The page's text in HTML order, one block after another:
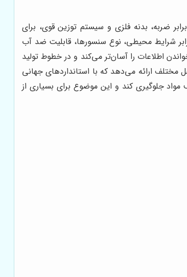
ضربه، بدنه فلزی و سیستم توزین قوی، برای
شرایط محیطی، نوع سنسورها، قابلیت ضد آب
اطلاعات را آسان‌تر می‌کند و در خطوط تولید
ارائه می‌دهد که با استانداردهای جهانی
مواد جلوگیری کند و این موضوع برای بسیاری از